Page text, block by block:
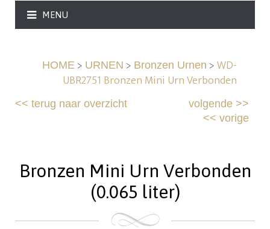
MENU
HOME> URNEN > Bronzen Urnen >WD-
UBR2751 Bronzen Mini Urn Verbonden
<<terug naar overzicht volgende>>
<< vorige
Bronzen Mini Urn Verbonden
(0.065 liter)